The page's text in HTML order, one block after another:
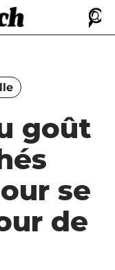
goût
se
de